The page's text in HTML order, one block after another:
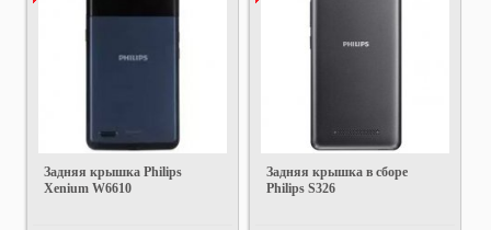
Задняя крышка Philips
Xenium W6610
Задняя крышка в сборе
Philips S326